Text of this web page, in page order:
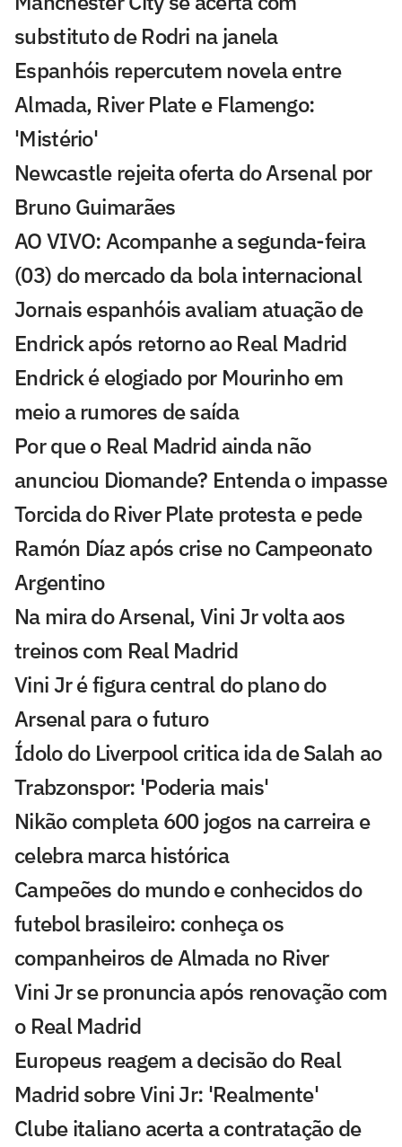
substituto de Rodri na janela
Espanhóis repercutem novela entre
Almada, River Plate e Flamengo:
'Mistério'
Newcastle rejeita oferta do Arsenal por
Bruno Guimarães
AO VIVO: Acompanhe a segunda-feira
(03) do mercado da bola internacional
Jornais espanhóis avaliam atuação de
Endrick após retorno ao Real Madrid
Endrick é elogiado por Mourinho em
meio a rumores de saída
Por que o Real Madrid ainda não
anunciou Diomande? Entenda o impasse
Torcida do River Plate protesta e pede
Ramón Díaz após crise no Campeonato
Argentino
Na mira do Arsenal, Vini Jr volta aos
treinos com Real Madrid
Vini Jr é figura central do plano do
Arsenal para o futuro
Ídolo do Liverpool critica ida de Salah ao
Trabzonspor: 'Poderia mais'
Nikão completa 600 jogos na carreira e
celebra marca histórica
Campeões do mundo e conhecidos do
futebol brasileiro: conheça os
companheiros de Almada no River
Vini Jr se pronuncia após renovação com
o Real Madrid
Europeus reagem a decisão do Real
Madrid sobre Vini Jr: 'Realmente'
Clube italiano acerta a contratação de